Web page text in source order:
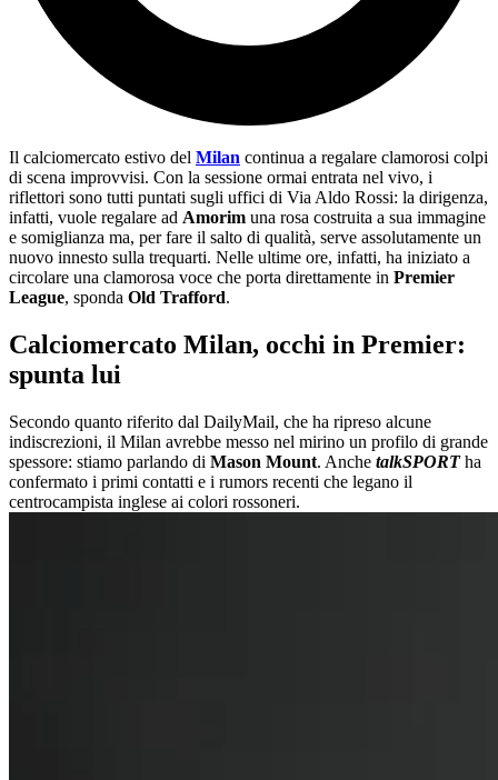
Il calciomercato estivo del Milan continua a regalare clamorosi colpi
di scena improvvisi. Con la sessione ormai entrata nel vivo, i
riflettori sono tutti puntati sugli uffici di Via Aldo Rossi: la dirigenza,
infatti, vuole regalare ad Amorim una rosa costruita a sua immagine
e somiglianza ma, per fare il salto di qualità, serve assolutamente un
nuovo innesto sulla trequarti. Nelle ultime ore, infatti, ha iniziato a
circolare una clamorosa voce che porta direttamente in Premier
League, sponda Old Trafford.
Calciomercato Milan, occhi in Premier:
spunta lui
Secondo quanto riferito dal DailyMail, che ha ripreso alcune
indiscrezioni, il Milan avrebbe messo nel mirino un profilo di grande
spessore: stiamo parlando di Mason Mount. Anche talkSPORTha
confermato i primi contatti e i rumors recenti che legano il
centrocampista inglese ai colori rossoneri.